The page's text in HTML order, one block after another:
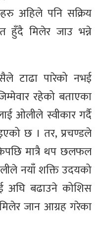
अहिले पनि सक्रिय
हुँदै मिलेर जाउ भन्ने
टाढा पारेको नभई
रहेको बताएका
ओलीले स्वीकार गर्दै
छ । तर, प्रचण्डले
मात्रै थप छलफल
नयाँ शक्ति उदयको
अघि बढाउने कोशिस
जान आग्रह गरेका